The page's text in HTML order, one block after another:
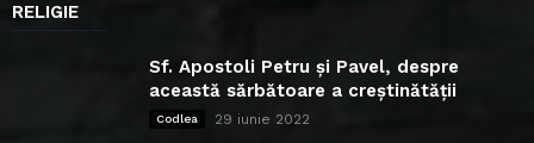
RELIGIE
Sf. Apostoli Petru și Pavel, despre
această sărbătoare a creștinătății
Codlea 29 iunie 2022